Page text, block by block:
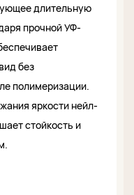
длительную
прочной УФ-
без
полимеризации.
яркости нейл-
стойкость и